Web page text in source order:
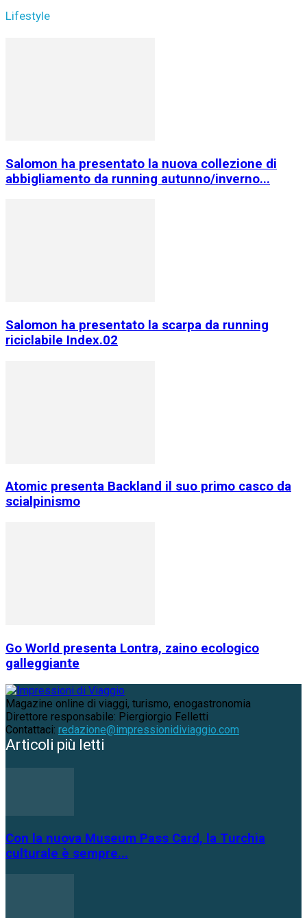
Lifestyle
Salomon ha presentato la nuova collezione di
abbigliamento da running autunno/inverno...
Salomon ha presentato la scarpa da running
riciclabile Index.02
Atomic presenta Backland il suo primo casco da
scialpinismo
Go World presenta Lontra, zaino ecologico
galleggiante
Magazine online di viaggi, turismo, enogastronomia
Direttore responsabile: Piergiorgio Felletti
Contattaci: redazione@impressionidiviaggio.com
Articoli più letti
Con la nuova Museum Pass Card, la Turchia
culturale è sempre...